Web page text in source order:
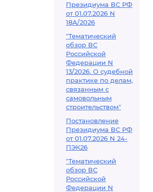
Президиума ВС РФ
от 01.07.2026 N
18А/2026
"Тематический
обзор ВС
Российской
Федерации N
13/2026. О судебной
практике по делам,
связанным с
самовольным
строительством"
Постановление
Президиума ВС РФ
от 01.07.2026 N 24-
ПЭК26
"Тематический
обзор ВС
Российской
Федерации N